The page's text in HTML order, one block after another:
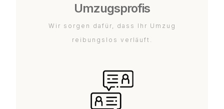
Umzugsprofis
Wir sorgen dafür, dass Ihr Umzug
reibungslos verläuft.